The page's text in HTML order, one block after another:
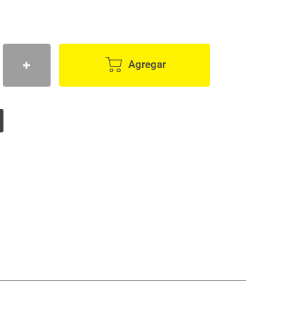
Agregar